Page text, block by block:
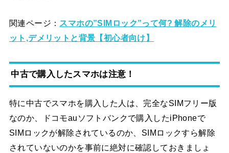
関連ページ： スマホの”SIMロック”って何? 解除のメリ
ット,デメリットと背景【初心者向け】
中古で購入したスマホは注意！
特に中古でスマホを購入した人は、完全なSIMフリー版
なのか、ドコモauソフトバンクで購入したiPhoneで
SIMロックが解除されているのか、SIMロックすら解除
されていないのかを事前に絶対に確認しておきましょ